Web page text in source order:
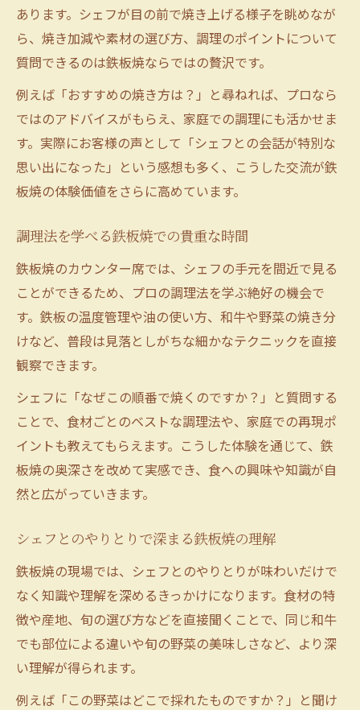
あります。シェフが目の前で焼き上げる様子を眺めなが
ら、焼き加減や素材の選び方、調理のポイントについて
質問できるのは鉄板焼ならではの贅沢です。
例えば「おすすめの焼き方は？」と尋ねれば、プロなら
ではのアドバイスがもらえ、家庭での調理にも活かせま
す。実際にお客様の声として「シェフとの会話が特別な
思い出になった」という感想も多く、こうした交流が鉄
板焼の体験価値をさらに高めています。
調理法を学べる鉄板焼での貴重な時間
鉄板焼のカウンター席では、シェフの手元を間近で見る
ことができるため、プロの調理法を学ぶ絶好の機会で
す。鉄板の温度管理や油の使い方、和牛や野菜の焼き分
けなど、普段は見落としがちな細かなテクニックを直接
観察できます。
シェフに「なぜこの順番で焼くのですか？」と質問する
ことで、食材ごとのベストな調理法や、家庭での再現ポ
イントも教えてもらえます。こうした体験を通じて、鉄
板焼の奥深さを改めて実感でき、食への興味や知識が自
然と広がっていきます。
シェフとのやりとりで深まる鉄板焼の理解
鉄板焼の現場では、シェフとのやりとりが味わいだけで
なく知識や理解を深めるきっかけになります。食材の特
徴や産地、旬の選び方などを直接聞くことで、同じ和牛
でも部位による違いや旬の野菜の美味しさなど、より深
い理解が得られます。
例えば「この野菜はどこで採れたものですか？」と聞け